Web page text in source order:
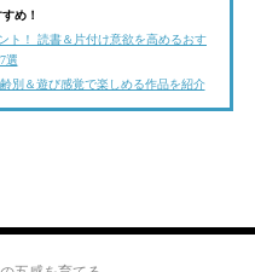
め！
ト！ 読書＆片付け意欲を高めるおす
選
別＆遊び感覚で楽しめる作品を紹介